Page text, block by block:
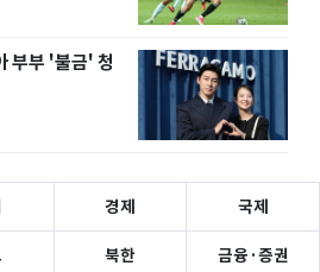
부부 '불금' 청
경제 국제
북한 금융·증권